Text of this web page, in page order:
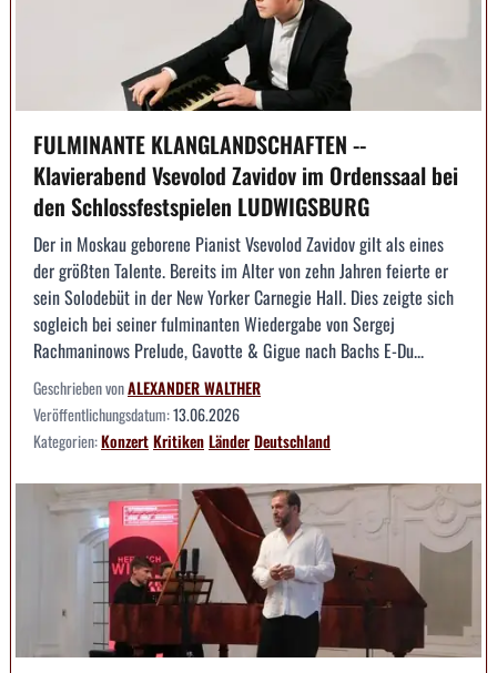
FULMINANTE KLANGLANDSCHAFTEN --
Klavierabend Vsevolod Zavidov im Ordenssaal bei
den Schlossfestspielen LUDWIGSBURG
Der in Moskau geborene Pianist Vsevolod Zavidov gilt als eines
der größten Talente. Bereits im Alter von zehn Jahren feierte er
sein Solodebüt in der New Yorker Carnegie Hall. Dies zeigte sich
sogleich bei seiner fulminanten Wiedergabe von Sergej
Rachmaninows Prelude, Gavotte & Gigue nach Bachs E-Du...
Geschrieben vonALEXANDER WALTHER
Veröffentlichungsdatum:13.06.2026
Kategorien:KonzertKritikenLänderDeutschland